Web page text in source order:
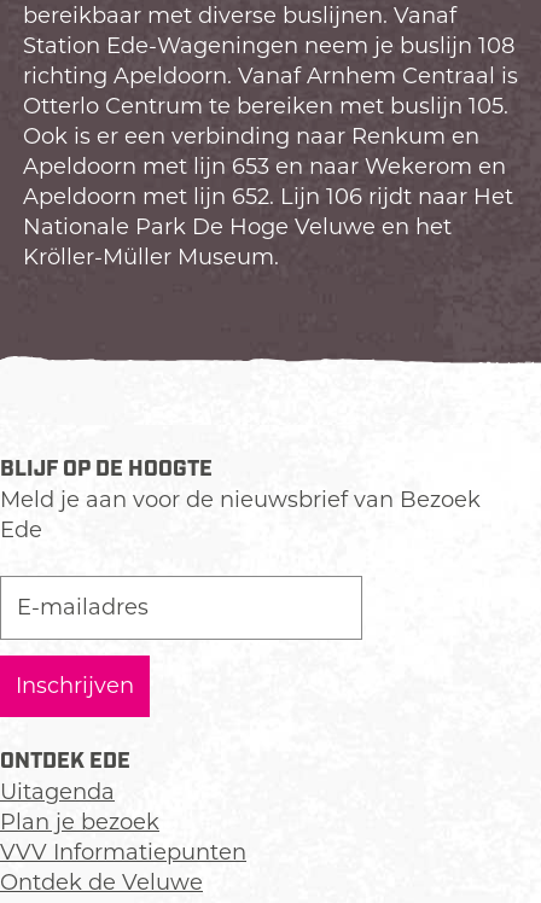
bereikbaar met diverse buslijnen. Vanaf
Station Ede-Wageningen neem je buslijn 108
richting Apeldoorn. Vanaf Arnhem Centraal is
Otterlo Centrum te bereiken met buslijn 105.
Ook is er een verbinding naar Renkum en
Apeldoorn met lijn 653 en naar Wekerom en
Apeldoorn met lijn 652. Lijn 106 rijdt naar Het
Nationale Park De Hoge Veluwe en het
Kröller-Müller Museum.
BLIJF OP DE HOOGTE
Meld je aan voor de nieuwsbrief van Bezoek
Ede
ONTDEK EDE
Uitagenda
Plan je bezoek
VVV Informatiepunten
Ontdek de Veluwe